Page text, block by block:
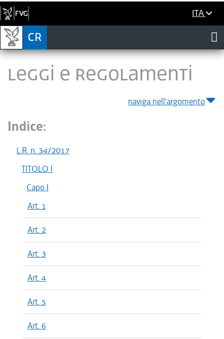
ITA
LEGGI E REGOLAMENTI
naviga nell'argomento
Indice:
L.R. n. 34/2017
TITOLO I
Capo I
Art. 1
Art. 2
Art. 3
Art. 4
Art. 5
Art. 6